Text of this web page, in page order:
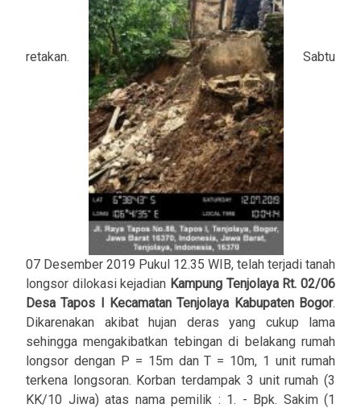
retakan. Sabtu
07 Desember 2019 Pukul 12.35 WIB, telah terjadi tanah
longsor dilokasi kejadian Kampung Tenjolaya Rt. 02/06
Desa Tapos I Kecamatan Tenjolaya Kabupaten Bogor.
Dikarenakan akibat hujan deras yang cukup lama
sehingga mengakibatkan tebingan di belakang rumah
longsor dengan P = 15m dan T = 10m, 1 unit rumah
terkena longsoran. Korban terdampak 3 unit rumah (3
KK/10 Jiwa) atas nama pemilik : 1. - Bpk. Sakim (1